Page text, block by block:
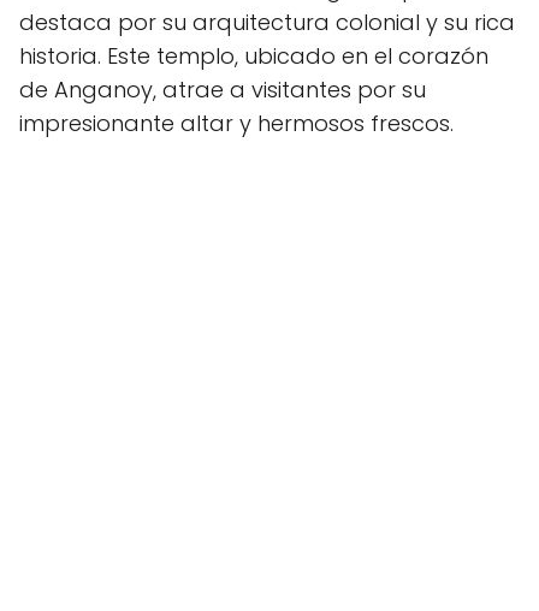
destaca por su arquitectura colonial y su rica
historia. Este templo, ubicado en el corazón
de Anganoy, atrae a visitantes por su
impresionante altar y hermosos frescos.